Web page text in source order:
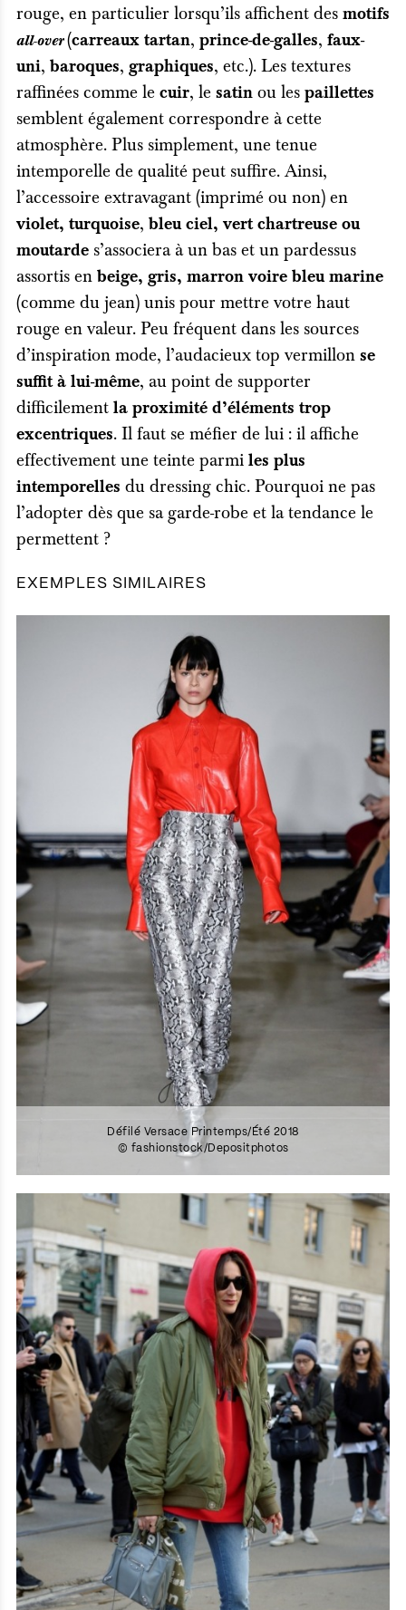
rouge, en particulier lorsqu’ils affichent des motifs
all-over(carreaux tartan, prince-de-galles, faux-
uni, baroques, graphiques, etc.). Les textures
raffinées comme le cuir, le satinou les paillettes
semblent également correspondre à cette
atmosphère. Plus simplement, une tenue
intemporelle de qualité peut suffire. Ainsi,
l’accessoire extravagant (imprimé ou non) en
violet, turquoise, bleu ciel, vert chartreuse ou
moutardes’associera à un bas et un pardessus
assortis en beige, gris, marron voire bleu marine
(comme du jean) unis pour mettre votre haut
rouge en valeur. Peu fréquent dans les sources
d’inspiration mode, l’audacieux top vermillon se
suffit à lui-même, au point de supporter
difficilement la proximité d’éléments trop
excentriques. Il faut se méfier de lui : il affiche
effectivement une teinte parmi les plus
intemporelles du dressing chic. Pourquoi ne pas
l’adopter dès que sa garde-robe et la tendance le
permettent ?
EXEMPLES SIMILAIRES
Défilé Versace Printemps/Été 2018
© fashionstock/Depositphotos